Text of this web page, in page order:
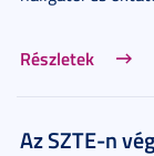
Részletek
Az SZTE-n